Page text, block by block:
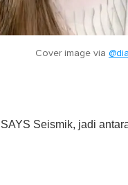
Cover image via
SAYS Seismik, jadi